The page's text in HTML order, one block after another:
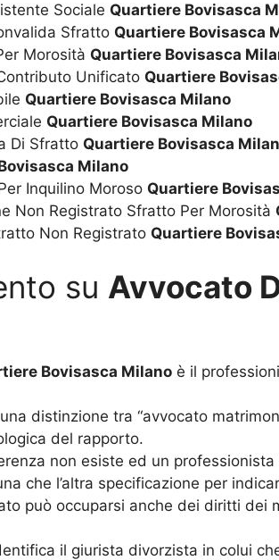
Sociale Quartiere Bovisasca
Sfratto Quartiere Bovisasca
Morosità Quartiere Bovisasca
Unificato Quartiere
Quartiere Bovisasca Milano
Quartiere Bovisasca Milano
Di Sfratto Quartiere Bovisasca
Milano
Inquilino Moroso Quartiere
Non Registrato Sfratto Per Morosità
Non Registrato Quartiere
su Avvocato
Bovisasca Milano è il
distinzione tra “avvocato
del rapporto.
non esiste ed un
che l’altra specificazione per
può occuparsi anche dei diritti
il giurista divorzista in colui